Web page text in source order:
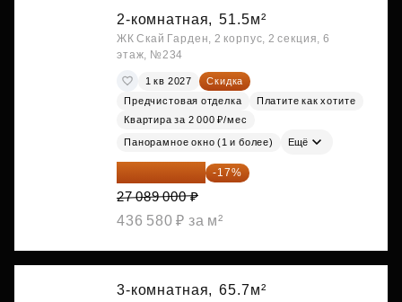
2-комнатная, 51.5м²
ЖК Скай Гарден, 2 корпус, 2 секция, 6
этаж, №234
1 кв 2027
Скидка
Предчистовая отделка
Платите как хотите
Квартира за 2 000 ₽/мес
Панорамное окно (1 и более) Ещё
22 483 870 ₽ -17%
27 089 000 ₽
436 580 ₽ за м²
3-комнатная, 65.7м²